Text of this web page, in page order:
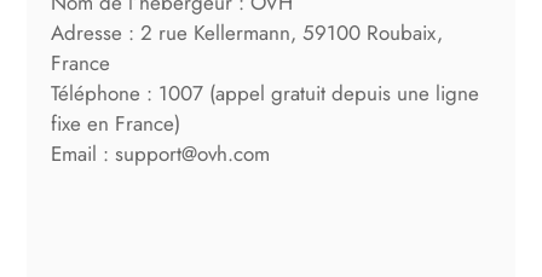
Adresse : 2 rue Kellermann, 59100 Roubaix,
France
Téléphone : 1007 (appel gratuit depuis une ligne
fixe en France)
Email : support@ovh.com